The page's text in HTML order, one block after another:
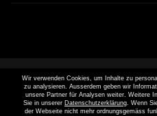
Wir verwenden Cookies, um Inhalte zu
zu analysieren. Ausserdem geben wir
unsere Partner für Analysen weiter. Weitere
Sie in unserer Datenschutzerklärung. Wenn
der Webseite nicht mehr ordnungsgemäss